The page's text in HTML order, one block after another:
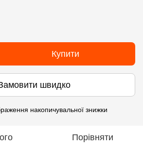
Купити
швидко
накопичувальної знижки
Порівняти